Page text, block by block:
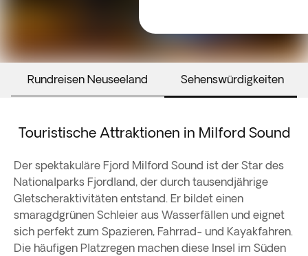
Rundreisen Neuseeland Sehenswürdigkeiten
Touristische Attraktionen in Milford Sound
Der spektakuläre Fjord Milford Sound ist der Star des
Nationalparks Fjordland, der durch tausendjährige
Gletscheraktivitäten entstand. Er bildet einen
smaragdgrünen Schleier aus Wasserfällen und eignet
sich perfekt zum Spazieren, Fahrrad- und Kayakfahren.
Die häufigen Platzregen machen diese Insel im Süden